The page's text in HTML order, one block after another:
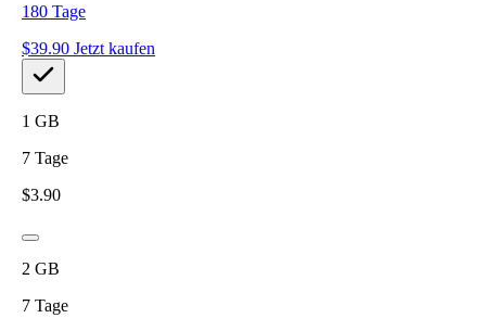
180 Tage
$39.90 Jetzt kaufen
1 GB
7 Tage
$3.90
2 GB
7 Tage